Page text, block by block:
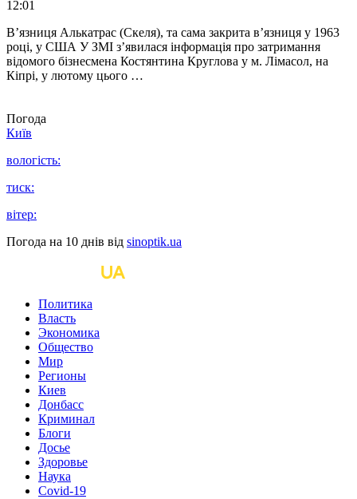
12:01
В’язниця Алькатрас (Скеля), та сама закрита в’язниця у 1963
році, у США У ЗМІ з’явилася інформація про затримання
відомого бізнесмена Костянтина Круглова у м. Лімасол, на
Кіпрі, у лютому цього …
Погода
Київ
вологість:
тиск:
вітер:
Погода на 10 днів від sinoptik.ua
Политика
Власть
Экономика
Общество
Мир
Регионы
Киев
Донбасс
Криминал
Блоги
Досье
Здоровье
Наука
Covid-19